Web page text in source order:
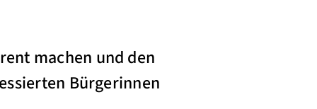
machen und den
Bürgerinnen